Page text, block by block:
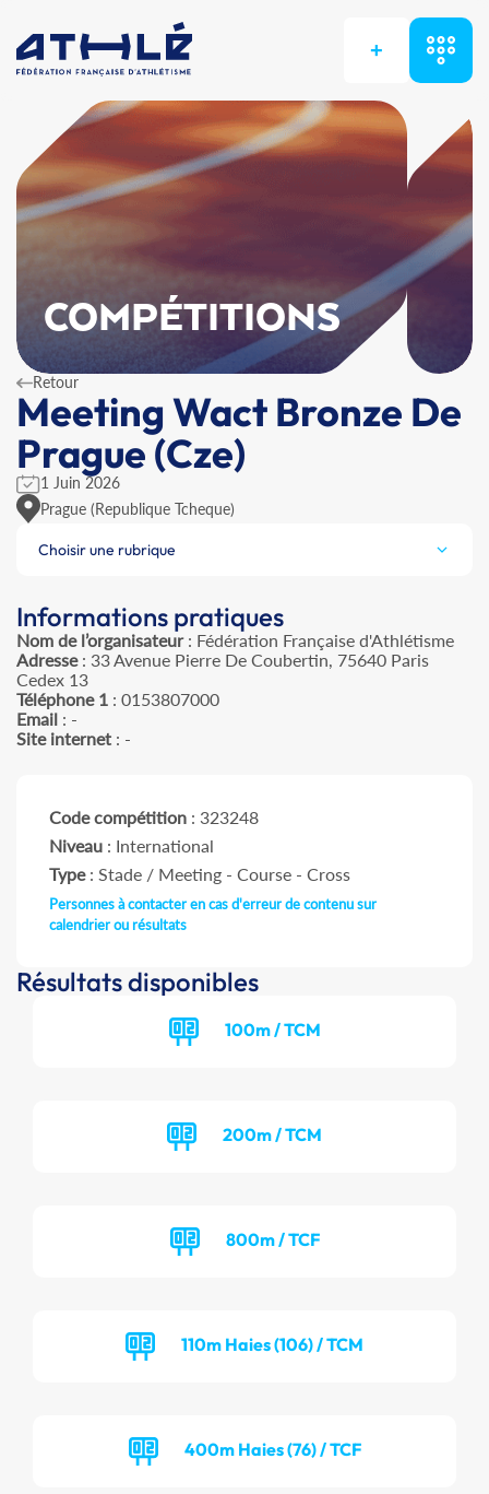
+
COMPÉTITIONS
Retour
Meeting Wact Bronze De
Prague (Cze)
1 Juin 2026
Prague (Republique Tcheque)
Choisir une rubrique
Informations pratiques
Nom de l’organisateur: Fédération Française d'Athlétisme
Adresse: 33 Avenue Pierre De Coubertin, 75640 Paris
Cedex 13
Téléphone 1 : 0153807000
Email : -
Site internet : -
Code compétition : 323248
Niveau : International
Type: Stade / Meeting - Course - Cross
Personnes à contacter en cas d'erreur de contenu sur
calendrier ou résultats
Résultats disponibles
100m / TCM
200m / TCM
800m / TCF
110m Haies (106) / TCM
400m Haies (76) / TCF